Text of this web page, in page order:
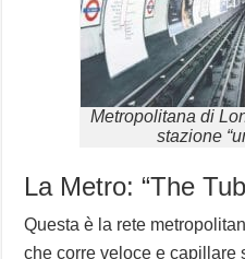
Metropolitana di
stazione
La Metro: “The
Questa è la rete
che corre veloce e capillare